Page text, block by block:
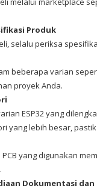
Produk
selalu periksa
beberapa varian
proyek Anda.
ESP32 yang
yang lebih besar,
yang digunakan
Dokumentasi